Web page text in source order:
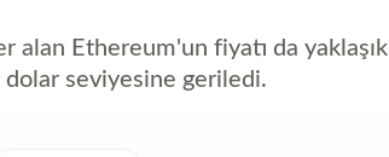
alan Ethereum'un fiyatı da yaklaşık
seviyesine geriledi.